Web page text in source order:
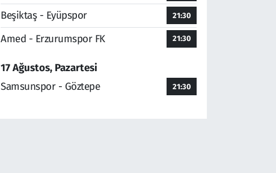
Beşiktaş - Eyüpspor 21:30
Amed - Erzurumspor FK 21:30
17 Ağustos, Pazartesi
Samsunspor - Göztepe
21:30